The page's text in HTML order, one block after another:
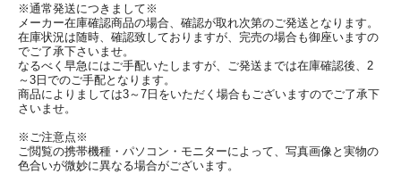
※通常発送につきまして※
メーカー在庫確認商品の場合、確認が取れ次第のご発送となります。
在庫状況は随時、確認致しておりますが、完売の場合も御座いますの
でご了承下さいませ。
なるべく早急にはご手配いたしますが、ご発送までは在庫確認後、2
～3日でのご手配となります。
商品によりましては3～7日をいただく場合もございますのでご了承下
さいませ。
※ご注意点※
ご閲覧の携帯機種・パソコン・モニターによって、写真画像と実物の
色合いが微妙に異なる場合がございます。